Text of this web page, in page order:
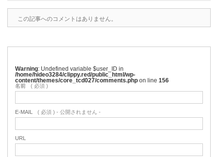
この記事へのコメントはありません。
Warning : Undefined variable $user_ID in
/home/hideo3284/clippy.red/public_html/wp-
content/themes/core_tcd027/comments.php on line 156
名前 ( 必須 )
E-MAIL ( 必須 ) - 公開されません -
URL